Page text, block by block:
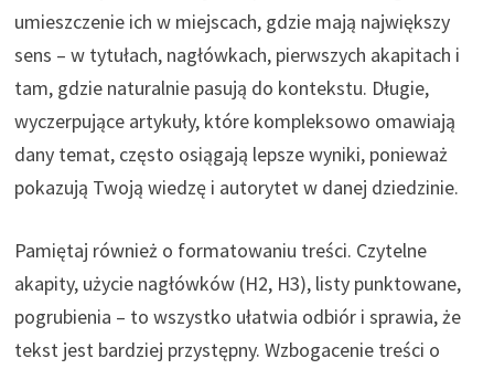
umieszczenie ich w miejscach, gdzie mają największy
sens – w tytułach, nagłówkach, pierwszych akapitach i
tam, gdzie naturalnie pasują do kontekstu. Długie,
wyczerpujące artykuły, które kompleksowo omawiają
dany temat, często osiągają lepsze wyniki, ponieważ
pokazują Twoją wiedzę i autorytet w danej dziedzinie.
Pamiętaj również o formatowaniu treści. Czytelne
akapity, użycie nagłówków (H2, H3), listy punktowane,
pogrubienia – to wszystko ułatwia odbiór i sprawia, że
tekst jest bardziej przystępny. Wzbogacenie treści o